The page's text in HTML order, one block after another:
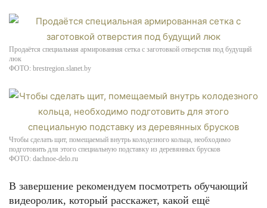
Продаётся специальная армированная сетка с заготовкой отверстия под будущий
люк
ФОТО: brestregion.slanet.by
Чтобы сделать щит, помещаемый внутрь колодезного кольца, необходимо
подготовить для этого специальную подставку из деревянных брусков
ФОТО: dachnoe-delo.ru
В завершение рекомендуем посмотреть обучающий
видеоролик, который расскажет, какой ещё